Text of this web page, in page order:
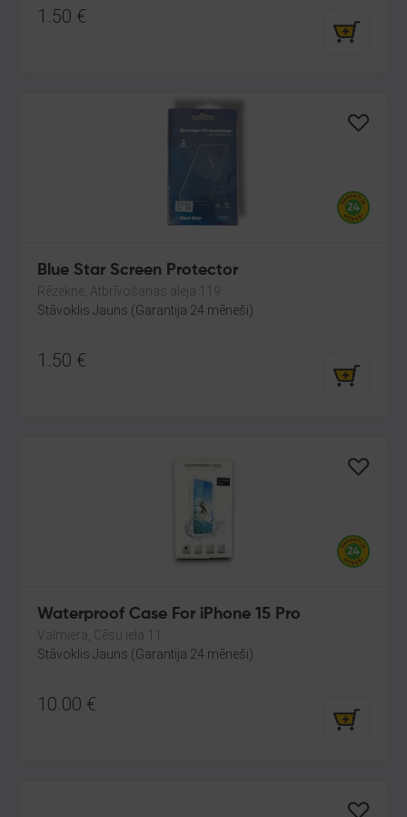
1.50 €
Blue Star Screen Protector
Rēzekne, Atbrīvošanas aleja 119
Stāvoklis Jauns (Garantija 24 mēneši)
1.50 €
Waterproof Case For iPhone 15 Pro
Valmiera, Cēsu iela 11
Stāvoklis Jauns (Garantija 24 mēneši)
10.00 €